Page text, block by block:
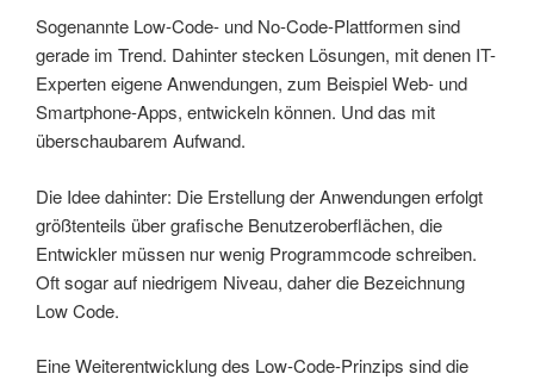
Sogenannte Low-Code- und No-Code-Plattformen sind
gerade im Trend. Dahinter stecken Lösungen, mit denen IT-
Experten eigene Anwendungen, zum Beispiel Web- und
Smartphone-Apps, entwickeln können. Und das mit
überschaubarem Aufwand.
Die Idee dahinter: Die Erstellung der Anwendungen erfolgt
größtenteils über grafische Benutzeroberflächen, die
Entwickler müssen nur wenig Programmcode schreiben.
Oft sogar auf niedrigem Niveau, daher die Bezeichnung
Low Code.
Eine Weiterentwicklung des Low-Code-Prinzips sind die